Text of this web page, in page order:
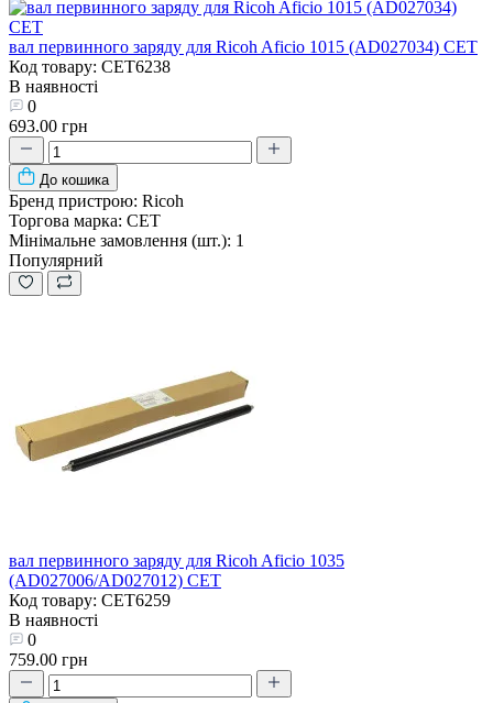
вал первинного заряду для Ricoh Aficio 1015 (AD027034) CET
Код товару: CET6238
В наявності
0
693.00 грн
До кошика
Бренд пристрою: Ricoh
Торгова марка: CET
Мінімальне замовлення (шт.): 1
Популярний
вал первинного заряду для Ricoh Aficio 1035
(AD027006/AD027012) CET
Код товару: CET6259
В наявності
0
759.00 грн